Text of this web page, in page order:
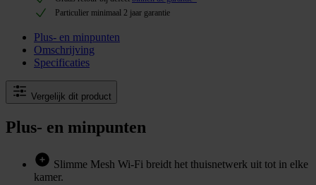
Particulier minimaal 2 jaar garantie
Plus- en minpunten
Omschrijving
Specificaties
Vergelijk dit product
Plus- en minpunten
Slimme Mesh Wi-Fi breidt het thuisnetwerk uit tot in elke
kamer.